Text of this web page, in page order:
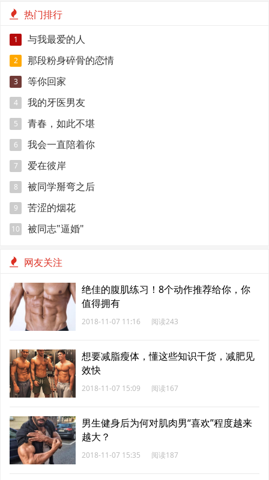
热门排行
1 与我最爱的人
2 那段粉身碎骨的恋情
3 等你回家
4 我的牙医男友
5 青春，如此不堪
6 我会一直陪着你
7 爱在彼岸
8 被同学掰弯之后
9 苦涩的烟花
10 被同志"逼婚"
网友关注
绝佳的腹肌练习！8个动作推荐给你，你
值得拥有
2018-11-07 11:16 阅读243
想要减脂瘦体，懂这些知识干货，减肥见
效快
2018-11-07 15:09 阅读167
男生健身后为何对肌肉男“喜欢”程度越来
越大？
2018-11-07 15:35 阅读187